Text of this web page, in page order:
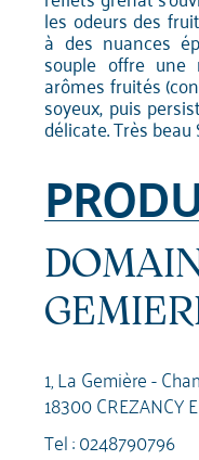
les odeurs des
à des nuances
souple offre une
arômes fruités
soyeux, puis
délicate. Très beau
1, La Gemière -
18300 CREZANCY
Tel :0248790796